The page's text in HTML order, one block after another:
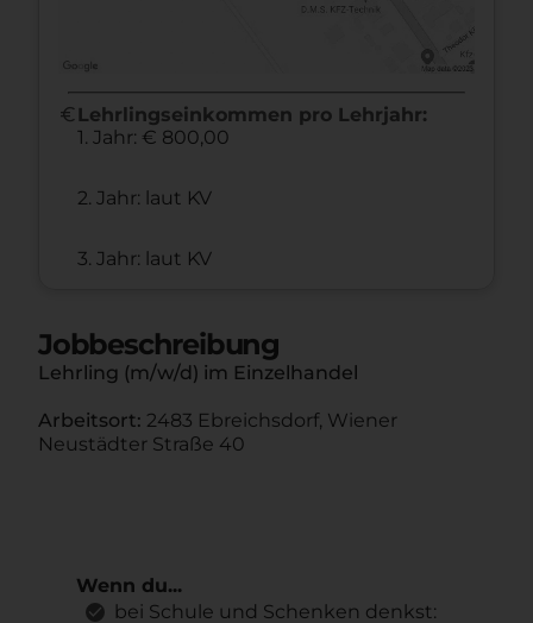
euro Lehrlingseinkommen pro Lehrjahr:
1. Jahr: € 800,00
2. Jahr: laut KV
3. Jahr: laut KV
Jobbeschreibung
Lehrling (m/w/d) im Einzelhandel
Arbeitsort: 2483 Ebreichsdorf, Wiener
Neustädter Straße 40
Wenn du...
bei Schule und Schenken denkst: